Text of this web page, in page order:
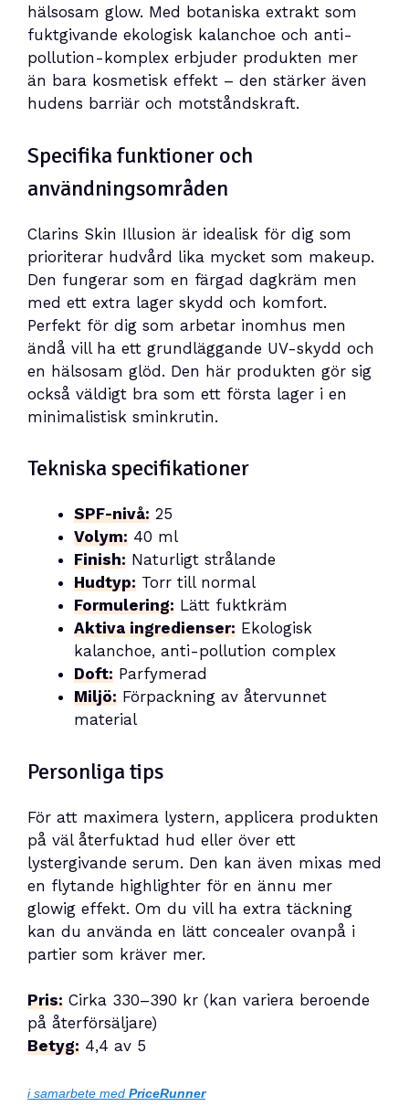
hälsosam glow. Med botaniska extrakt som
fuktgivande ekologisk kalanchoe och anti-
pollution-komplex erbjuder produkten mer
än bara kosmetisk effekt – den stärker även
hudens barriär och motståndskraft.
Specifika funktioner och
användningsområden
Clarins Skin Illusion är idealisk för dig som
prioriterar hudvård lika mycket som makeup.
Den fungerar som en färgad dagkräm men
med ett extra lager skydd och komfort.
Perfekt för dig som arbetar inomhus men
ändå vill ha ett grundläggande UV-skydd och
en hälsosam glöd. Den här produkten gör sig
också väldigt bra som ett första lager i en
minimalistisk sminkrutin.
Tekniska specifikationer
SPF-nivå: 25
Volym: 40 ml
Finish: Naturligt strålande
Hudtyp: Torr till normal
Formulering: Lätt fuktkräm
Aktiva ingredienser: Ekologisk
kalanchoe, anti-pollution complex
Doft: Parfymerad
Miljö: Förpackning av återvunnet
material
Personliga tips
För att maximera lystern, applicera produkten
på väl återfuktad hud eller över ett
lystergivande serum. Den kan även mixas med
en flytande highlighter för en ännu mer
glowig effekt. Om du vill ha extra täckning
kan du använda en lätt concealer ovanpå i
partier som kräver mer.
Pris: Cirka 330–390 kr (kan variera beroende
på återförsäljare)
Betyg: 4,4 av 5
i samarbete med PriceRunner